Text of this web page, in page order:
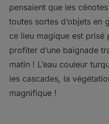
pensaient que les
toutes sortes d’objets en
ce lieu magique est prisé
profiter d’une baignade
matin ! L’eau couleur
les cascades, la
magnifique !